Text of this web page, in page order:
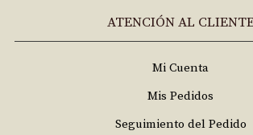
ATENCIÓN AL
Mi Cuenta
Mis Pedidos
Seguimiento del Pedido